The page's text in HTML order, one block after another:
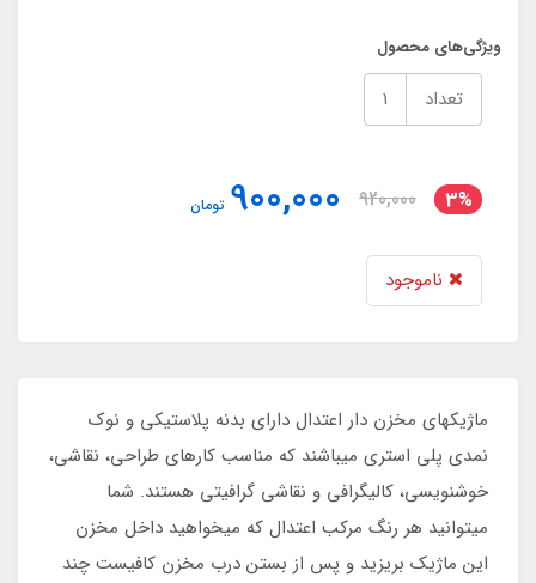
ویژگی‌های محصول
تعداد
3%
920,000
900,000 تومان
ناموجود
ماژیکهای مخزن دار اعتدال دارای بدنه پلاستیکی و نوک
نمدی پلی استری می‏باشند که مناسب کارهای طراحی، نقاشی،
خوشنویسی، کالیگرافی و نقاشی گرافیتی هستند. شما
میتوانید هر رنگ مرکب اعتدال که میخواهید داخل مخزن
این ماژیک بریزید و پس از بستن درب مخزن کافیست چند